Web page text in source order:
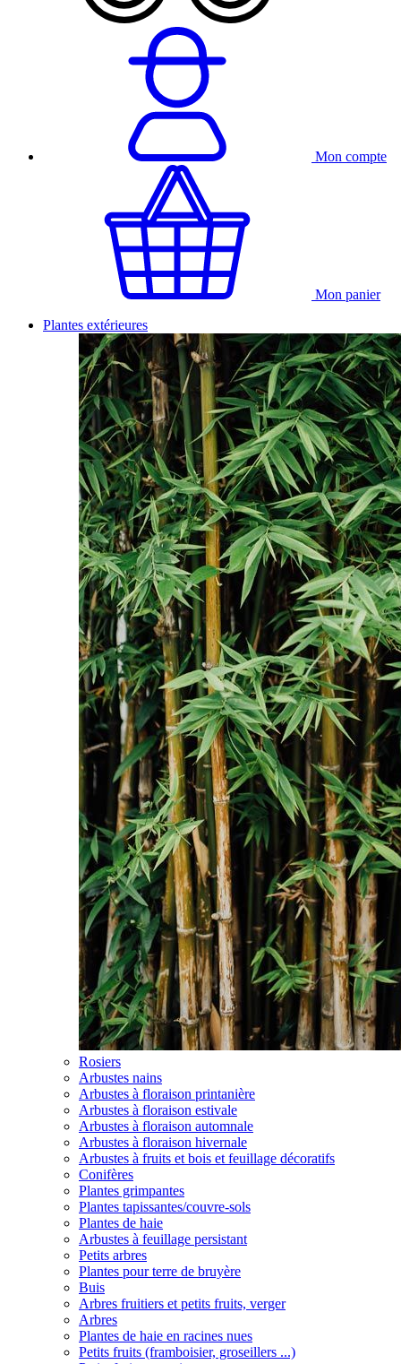
Mon compte
Mon panier
Plantes extérieures
Rosiers
Arbustes nains
Arbustes à floraison printanière
Arbustes à floraison estivale
Arbustes à floraison automnale
Arbustes à floraison hivernale
Arbustes à fruits et bois et feuillage décoratifs
Conifères
Plantes grimpantes
Plantes tapissantes/couvre-sols
Plantes de haie
Arbustes à feuillage persistant
Petits arbres
Plantes pour terre de bruyère
Buis
Arbres fruitiers et petits fruits, verger
Arbres
Plantes de haie en racines nues
Petits fruits (framboisier, groseillers ...)